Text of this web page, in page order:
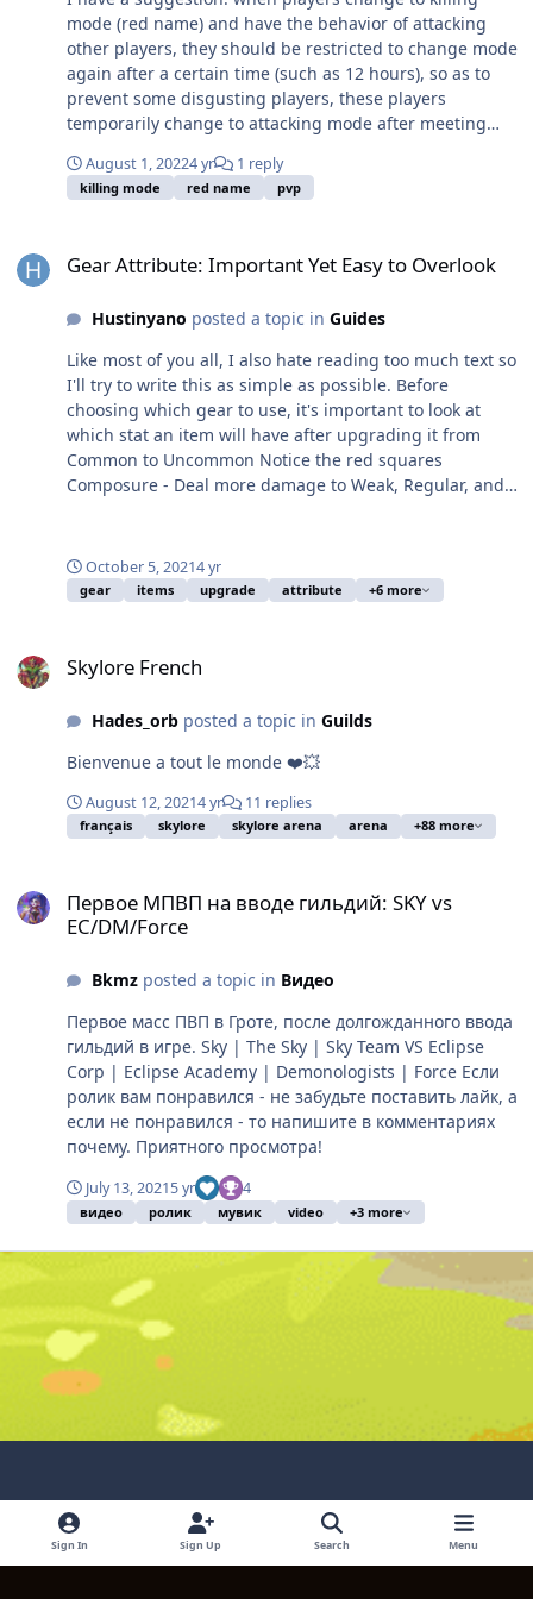
для команд. В дальнейшем, если разработчики
выделят время в своём плотном графике, где они
двигают смену режимов арены с 1:00 по МСК на 3:00
и наоборот и сделают откат синих дейлов
фиксированным, а не тогда, когда персонаж онлайн,
то можно будет добавить начисление очков ещё и за
синие квесты.
нашей гильдии в дискорде. Также можете
ознакомиться с нашим каналом на Youtube.
mode (red name) and have the behavior of attacking
other players, they should be restricted to change mode
again after a certain time (such as 12 hours), so as to
prevent some disgusting players, these players
temporarily change to attacking mode after meeting
change back after killing them, which is very unfair and
annoying. The principle is: if you like to kill, you can, but
when you want to kill, and pretend to be peaceful when
August 1, 20224 yr 1 reply
killing mode red name pvp
Gear Attribute: Important Yet Easy to Overlook
Hustinyano posted a topic in Guides
Like most of you all, I also hate reading too much text so
I'll try to write this as simple as possible. Before
choosing which gear to use, it's important to look at
which stat an item will have after upgrading it from
Common to Uncommon Notice the red squares
Composure - Deal more damage to Weak, Regular, and
damage from attacks and get less likely critical hits from
players. I made this thread because I wasn't really
paying attention to this while I started playing and now
photos, the attributes it gets can be seen there yet I
failed to understand what it meant until I read a
Russian guide which was translated through Google.
Hopefully with this, you have a better understanding to
this guide.
October 5, 20214 yr
gear items upgrade attribute +6 more
Skylore French
Hades_orbposted a topic in Guilds
Bienvenue a tout le monde ❤️💥
August 12, 20214 yr 11 replies
français skylore skylore arena arena +88 more
Первое МПВП на вводе гильдий: SKY vs
EC/DM/Force
Bkmzposted a topic in Видео
Первое масс ПВП в Гроте, после долгожданного ввода
гильдий в игре. Sky | The Sky | Sky Team VS Eclipse
Corp | Eclipse Academy | Demonologists | Force Если
ролик вам понравился - не забудьте поставить лайк, а
если не понравился - то напишите в комментариях
почему. Приятного просмотра!
July 13, 20215 yr 4
видео ролик мувик video +3 more
Light ModeDark ModeSystem Preference
Sign In Sign Up Search Menu